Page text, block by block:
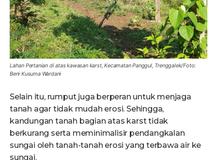
Lahan Pertanian di atas kawasan karst, Kecamatan Panggul, Trenggalek/Foto:
Beni Kusuma Wardani
Selain itu, rumput juga berperan untuk menjaga
tanah agar tidak mudah erosi. Sehingga,
kandungan tanah bagian atas karst tidak
berkurang serta meminimalisir pendangkalan
sungai oleh tanah-tanah erosi yang terbawa air ke
sungai.